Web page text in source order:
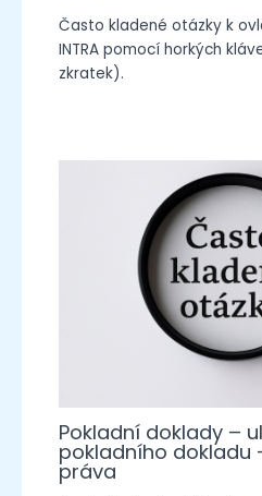
Často kladené otázky k
INTRA pomocí horkých
zkratek).
Pokladní doklady –
pokladního dokladu
práva